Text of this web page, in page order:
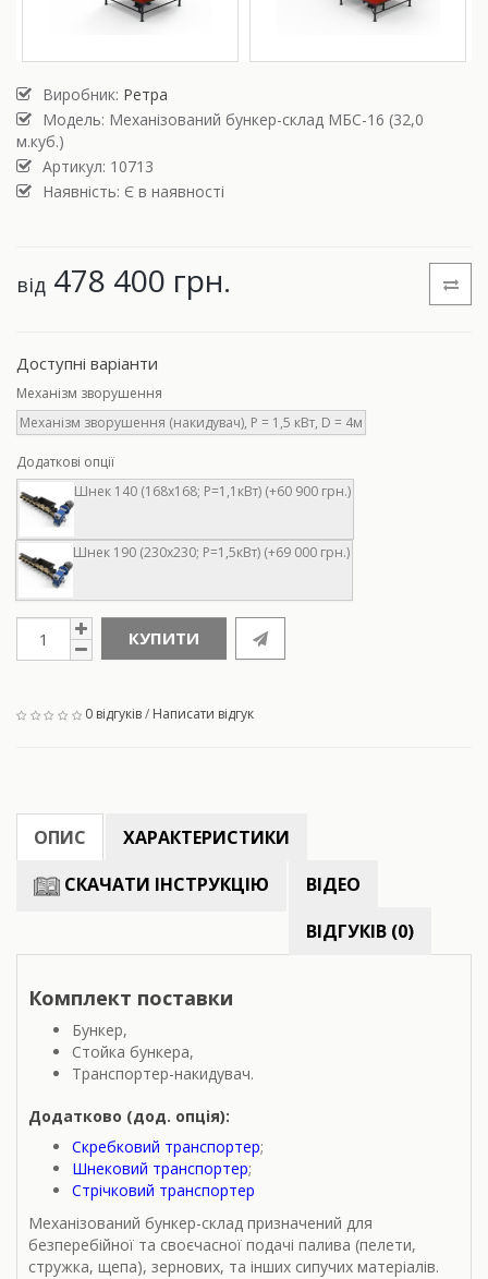
Виробник: Ретра
Модель: Механізований бункер-склад МБС-16 (32,0
м.куб.)
Артикул: 10713
Наявність: Є в наявності
від 478 400 грн.
Доступні варіанти
Механізм зворушення
Механізм зворушення (накидувач), Р = 1,5 кВт, D = 4м
Додаткові опції
Шнек 140 (168х168; Р=1,1кВт) (+60 900 грн.)
Шнек 190 (230х230; Р=1,5кВт) (+69 000 грн.)
КУПИТИ
0 відгуків/ Написати відгук
ОПИС
ХАРАКТЕРИСТИКИ
СКАЧАТИ ІНСТРУКЦІЮ
ВІДЕО
ВІДГУКІВ (0)
Комплект поставки
Бункер,
Стойка бункера,
Транспортер-накидувач.
Додатково (дод. опція):
Скребковий транспортер;
Шнековий транспортер;
Стрічковий транспортер
Механізований бункер-склад призначений для
безперебійної та своєчасної подачі палива (пелети,
стружка, щепа), зернових, та інших сипучих матеріалів.